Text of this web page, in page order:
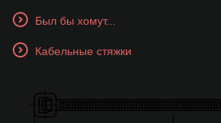
Был бы хомут...
Кабельные стяжки